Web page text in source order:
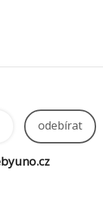
odebírat